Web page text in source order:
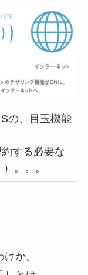
の、目玉機能
する必要な
。。。
か。